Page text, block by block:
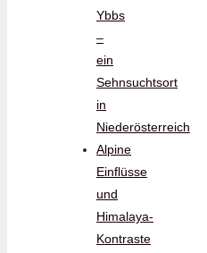
Ybbs
–
ein
Sehnsuchtsort
in
Niederösterreich
Alpine
Einflüsse
und
Himalaya-
Kontraste